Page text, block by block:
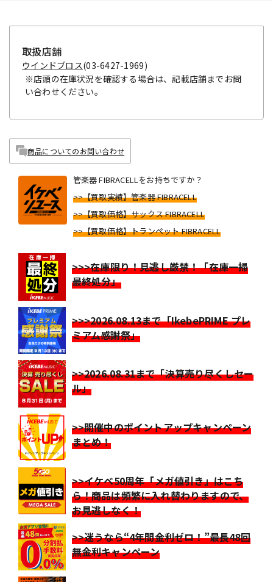
取扱店舗
ウインドブロス(03-6427-1969)
※店頭の在庫状況を確認する場合は、記載店舗までお問
い合わせください。
商品についてのお問い合わせ
管楽器 FIBRACELLをお持ちですか？
>>【買取実績】管楽器 FIBRACELL
>>【買取価格】サックス FIBRACELL
>>【買取価格】トランペット FIBRACELL
>>>在庫限り！見逃し厳禁！「在庫一掃
最終処分」
>>>2026.08.13まで「IkebePRIME プレ
ミアム感謝祭」
>>2026.08.31まで「決算売り尽くしセー
ル」
>>開催中のポイントアップキャンペーン
まとめ！
>>イケベ50周年「メガ値引き」はこち
ら！商品は頻繁に入れ替わりますので、
お見逃しなく！
>>迷うなら“4年間金利ゼロ！”最長48回
無金利キャンペーン